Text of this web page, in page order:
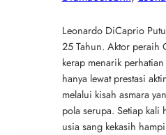
Leonardo DiCaprio
25 Tahun. Aktor peraih
kerap menarik
hanya lewat prestasi
melalui kisah asmara
pola serupa. Setiap kali
usia sang kekasih